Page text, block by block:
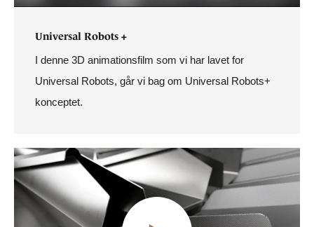
Universal Robots +
I denne 3D animationsfilm som vi har lavet for
Universal Robots, går vi bag om Universal Robots+
konceptet.